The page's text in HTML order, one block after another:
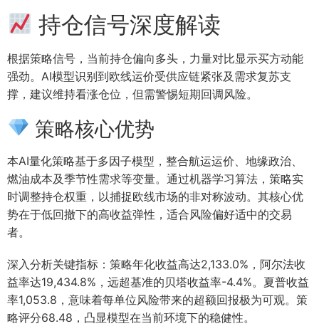
持仓信号深度解读
根据策略信号，当前持仓偏向多头，力量对比显示买方动能
强劲。AI模型识别到欧线运价受供应链紧张及需求复苏支
撑，建议维持看涨仓位，但需警惕短期回调风险。
策略核心优势
本AI量化策略基于多因子模型，整合航运运价、地缘政治、
燃油成本及季节性需求等变量。通过机器学习算法，策略实
时调整持仓权重，以捕捉欧线市场的非对称波动。其核心优
势在于低回撤下的高收益弹性，适合风险偏好适中的交易
者。
深入分析关键指标：策略年化收益高达2,133.0%，阿尔法收
益率达19,434.8%，远超基准的贝塔收益率-4.4%。夏普收益
率1,053.8，意味着每单位风险带来的超额回报极为可观。策
略评分68.48，凸显模型在当前环境下的稳健性。